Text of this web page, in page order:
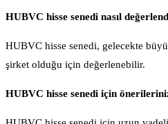
HUBVC hisse senedi nasıl
HUBVC hisse senedi, gelecekte
şirket olduğu için değerlenebilir.
HUBVC hisse senedi için